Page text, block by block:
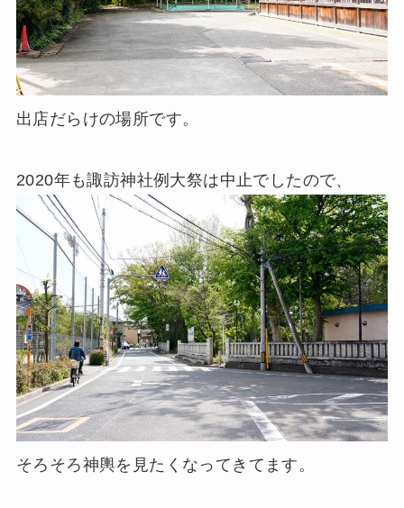
出店だらけの場所です。
2020年も諏訪神社例大祭は中止でしたので、
そろそろ神輿を見たくなってきてます。